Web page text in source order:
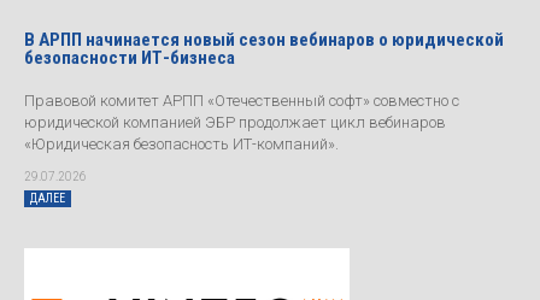
В АРПП начинается новый сезон вебинаров о юридической
безопасности ИТ-бизнеса
Правовой комитет АРПП «Отечественный софт» совместно с
юридической компанией ЭБР продолжает цикл вебинаров
«Юридическая безопасность ИТ-компаний».
29.07.2026
ДАЛЕЕ